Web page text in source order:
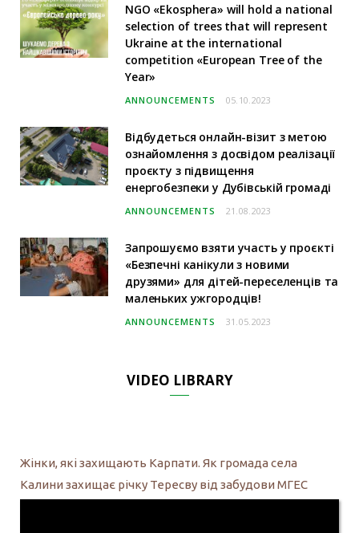
NGO «Ekosphera» will hold a national
selection of trees that will represent
Ukraine at the international
competition «European Tree of the
Year»
ANNOUNCEMENTS 05.10.2023
Відбудеться онлайн-візит з метою
ознайомлення з досвідом реалізації
проєкту з підвищення
енергобезпеки у Дубівській громаді
ANNOUNCEMENTS 21.08.2023
Запрошуємо взяти участь у проєкті
«Безпечні канікули з новими
друзями» для дітей-переселенців та
маленьких ужгородців!
ANNOUNCEMENTS 31.05.2023
VIDEO LIBRARY
Жінки, які захищають Карпати. Як громада села
Калини захищає річку Тересву від забудови МГЕС